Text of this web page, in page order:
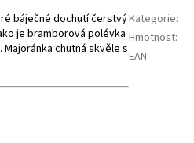
báječné dochutí čerstvý
je bramborová polévka
chutná skvěle s
Kategorie:
Hmotnost:
EAN: